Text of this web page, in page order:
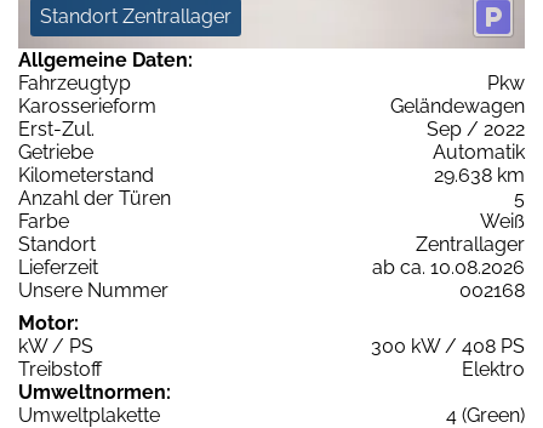
Standort Zentrallager
Allgemeine Daten:
Fahrzeugtyp
Pkw
Karosserieform
Geländewagen
Erst-Zul.
Sep / 2022
Getriebe
Automatik
Kilometerstand
29.638 km
Anzahl der Türen
5
Farbe
Weiß
Standort
Zentrallager
Lieferzeit
ab ca. 10.08.2026
Unsere Nummer
002168
Motor:
kW / PS
300 kW / 408 PS
Treibstoff
Elektro
Umweltnormen:
Umweltplakette
4 (Green)